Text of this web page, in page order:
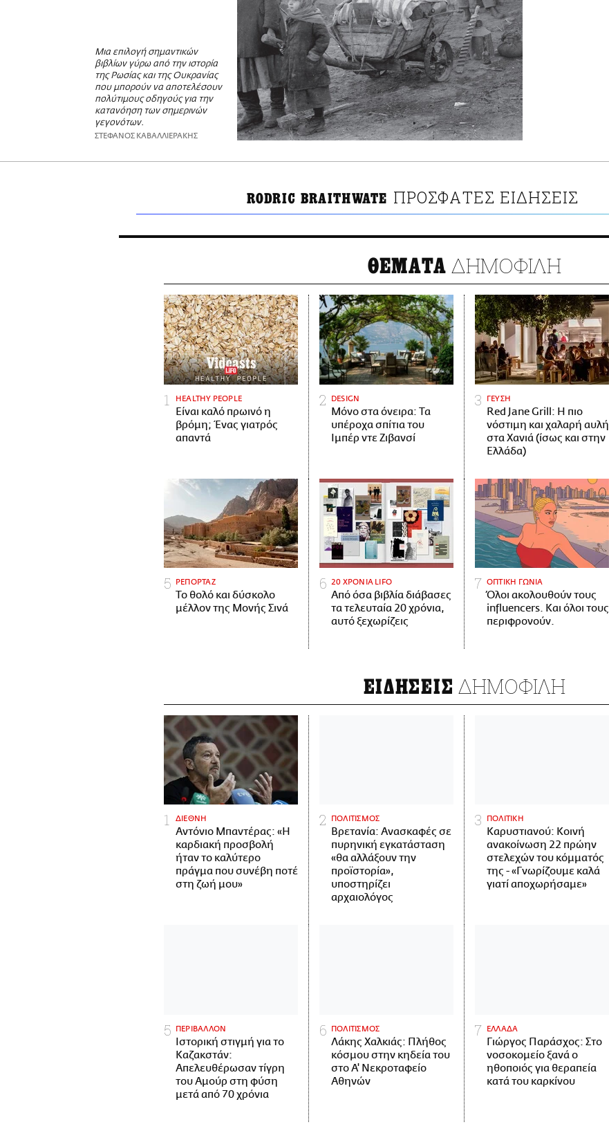
Μια επιλογή σημαντικών
βιβλίων γύρω από την ιστορία
της Ρωσίας και της Ουκρανίας
που μπορούν να αποτελέσουν
πολύτιμους οδηγούς για την
κατανόηση των σημερινών
γεγονότων.
ΣΤΕΦΑΝΟΣ ΚΑΒΑΛΛΙΕΡΑΚΗΣ
RODRIC BRAITHWATE ΠΡΟΣΦΑΤΕΣ ΕΙΔΗΣΕΙΣ
ΘΕΜΑΤΑ ΔΗΜΟΦΙΛΗ
HEALTHY PEOPLE
Είναι καλό πρωινό η
βρόμη; Ένας γιατρός
απαντά
DESIGN
Μόνο στα όνειρα: Τα
υπέροχα σπίτια του
Ιμπέρ ντε Ζιβανσί
ΓΕΥΣΗ
Red Jane Grill: Η πιο
νόστιμη και χαλαρή αυλή
στα Χανιά (ίσως και στην
Ελλάδα)
ΡΕΠΟΡΤΑΖ
Το θολό και δύσκολο
μέλλον της Μονής Σινά
20 ΧΡΟΝΙΑ LIFO
Από όσα βιβλία διάβασες
τα τελευταία 20 χρόνια,
αυτό ξεχωρίζεις
ΟΠΤΙΚΗ ΓΩΝΙΑ
Όλοι ακολουθούν τους
influencers. Και όλοι τους
περιφρονούν.
ΕΙΔΗΣΕΙΣ ΔΗΜΟΦΙΛΗ
ΔΙΕΘΝΗ
Αντόνιο Μπαντέρας: «Η
καρδιακή προσβολή
ήταν το καλύτερο
πράγμα που συνέβη ποτέ
στη ζωή μου»
ΠΟΛΙΤΙΣΜΟΣ
Βρετανία: Ανασκαφές σε
πυρηνική εγκατάσταση
«θα αλλάξουν την
προϊστορία»,
υποστηρίζει
αρχαιολόγος
ΠΟΛΙΤΙΚΗ
Καρυστιανού: Κοινή
ανακοίνωση 22 πρώην
στελεχών του κόμματός
της - «Γνωρίζουμε καλά
γιατί αποχωρήσαμε»
ΠΕΡΙΒΑΛΛΟΝ
Ιστορική στιγμή για το
Καζακστάν:
Απελευθέρωσαν τίγρη
του Αμούρ στη φύση
μετά από 70 χρόνια
ΠΟΛΙΤΙΣΜΟΣ
Λάκης Χαλκιάς: Πλήθος
κόσμου στην κηδεία του
στο Α' Νεκροταφείο
Αθηνών
ΕΛΛΑΔΑ
Γιώργος Παράσχος: Στο
νοσοκομείο ξανά ο
ηθοποιός για θεραπεία
κατά του καρκίνου